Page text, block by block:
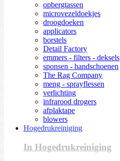
opbergtassen
microvezeldoekjes
droogdoeken
applicators
borstels
Detail Factory
emmers - filters - deksels
sponsen - handschoenen
The Rag Company
meng - sprayflessen
verlichting
infrarood drogers
afplaktape
blowers
Hogedrukreiniging
In Hogedrukreiniging